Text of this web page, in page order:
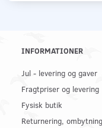
INFORMATIONER
Jul - levering og gaver
Fragtpriser og levering
Fysisk butik
Returnering,